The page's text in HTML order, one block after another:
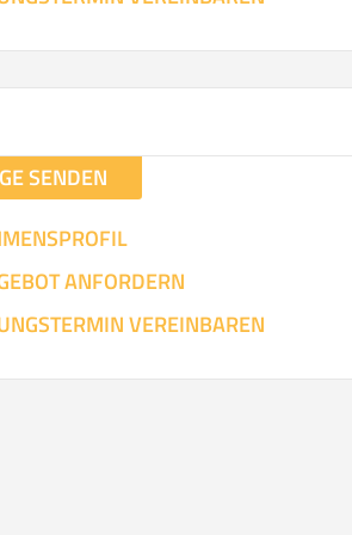
SENDEN
ANFORDERN
VEREINBAREN